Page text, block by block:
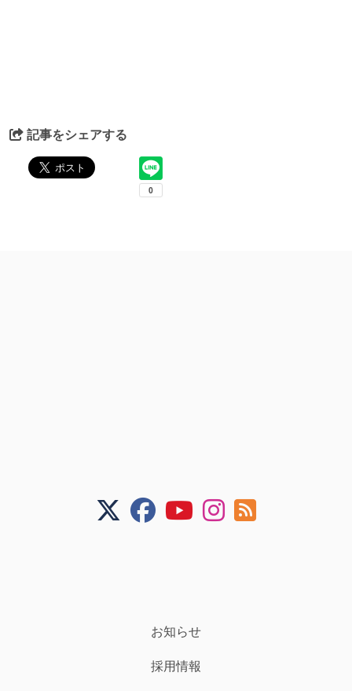
記事をシェアする
お知らせ
採用情報